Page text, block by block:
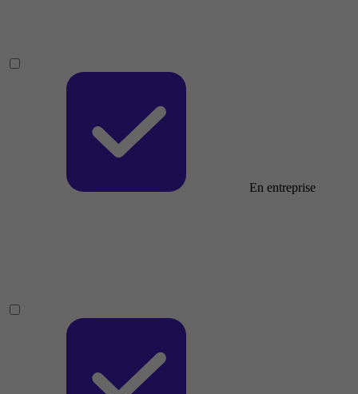
En entreprise